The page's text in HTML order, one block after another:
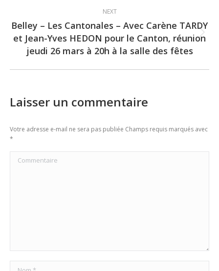
NEXT
Next
post:
Belley – Les Cantonales – Avec Carène TARDY
et Jean-Yves HEDON pour le Canton, réunion
jeudi 26 mars à 20h à la salle des fêtes
Laisser un commentaire
Votre adresse e-mail ne sera pas publiée Champs requis marqués avec
*
Commentaire
Nom *